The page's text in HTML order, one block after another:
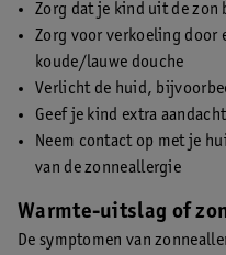
Zorg dat je kind uit de
Zorg voor verkoeling door
koude/lauwe douche
Verlicht de huid,
Geef je kind extra
Neem contact op met je
van de zonneallergie
Warmte-uitslag of
De symptomen van